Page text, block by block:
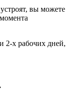
вы можете
2-х рабочих дней,